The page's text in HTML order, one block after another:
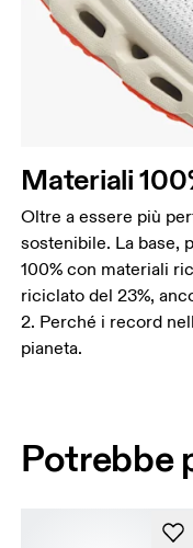
Materiali
Oltre a essere più
sostenibile. La base,
100% con materiali
riciclato del 23%,
2. Perché i record
pianeta.
Potrebbe